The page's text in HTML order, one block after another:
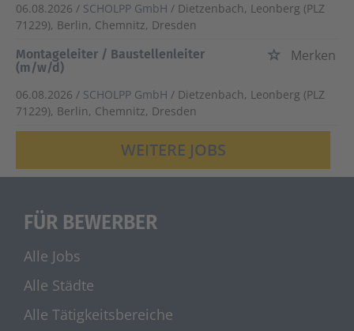
06.08.2026 / SCHOLPP GmbH / Dietzenbach, Leonberg (PLZ
71229), Berlin, Chemnitz, Dresden
Montageleiter / Baustellenleiter
(m/w/d)
Merken
06.08.2026 / SCHOLPP GmbH / Dietzenbach, Leonberg (PLZ
71229), Berlin, Chemnitz, Dresden
WEITERE JOBS
FÜR BEWERBER
Alle Jobs
Alle Städte
Alle Tätigkeitsbereiche